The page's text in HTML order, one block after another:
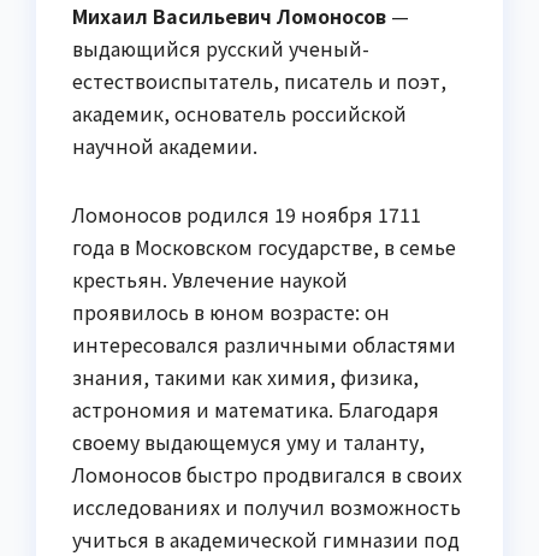
Михаил Васильевич Ломоносов —
выдающийся русский ученый-
естествоиспытатель, писатель и поэт,
академик, основатель российской
научной академии.
Ломоносов родился 19 ноября 1711
года в Московском государстве, в семье
крестьян. Увлечение наукой
проявилось в юном возрасте: он
интересовался различными областями
знания, такими как химия, физика,
астрономия и математика. Благодаря
своему выдающемуся уму и таланту,
Ломоносов быстро продвигался в своих
исследованиях и получил возможность
учиться в академической гимназии под